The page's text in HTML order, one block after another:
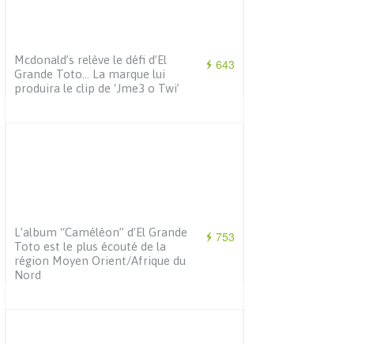
643
Mcdonald’s relève le défi d’El
Grande Toto… La marque lui
produira le clip de ‘Jme3 o Twi’
753
L’album “Caméléon” d’El Grande
Toto est le plus écouté de la
région Moyen Orient/Afrique du
Nord